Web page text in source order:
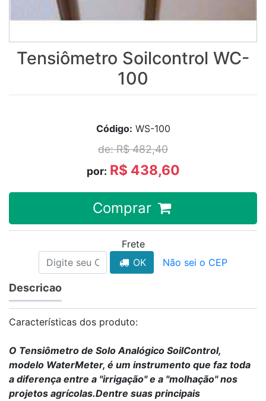
Tensiômetro Soilcontrol WC-
100
Código: WS-100
de: R$ 482,40
por: R$ 438,60
Comprar
Frete
OK
Não sei o CEP
Descricao
Características dos produto:
O Tensiômetro de Solo Analógico SoilControl,
modelo WaterMeter, é um instrumento que faz toda
a diferença entre a "irrigação" e a "molhação" nos
projetos agrícolas.Dentre suas principais